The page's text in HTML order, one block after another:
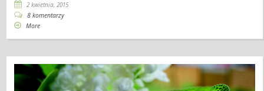
2 kwietnia, 2015
8 komentarzy
More